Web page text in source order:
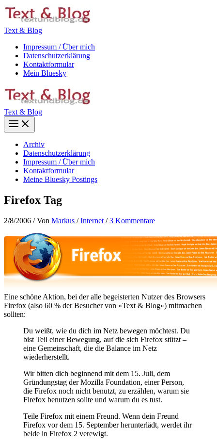
Zum
Inhalt
Text & Blog
Impressum / Über mich
Datenschutzerklärung
Kontaktformular
Mein Bluesky
Text & Blog
Main
Menu
Archiv
Datenschutzerklärung
Impressum / Über mich
Kontaktformular
Meine Bluesky Postings
Firefox Tag
2/8/2006 / Von Markus /Internet /3 Kommentare
Eine schöne Aktion, bei der alle begeisterten Nutzer des Browsers
Firefox (also 60 % der Besucher von «Text & Blog») mitmachen
sollten:
Du weißt, wie du dich im Netz bewegen möchtest. Du
bist Teil einer Bewegung, auf die sich Firefox stützt –
eine Gemeinschaft, die die Balance im Netz
wiederherstellt.
Wir bitten dich beginnend mit dem 15. Juli, dem
Gründungstag der Mozilla Foundation, einer Person,
die Firefox noch nicht benutzt, zu erzählen, warum sie
Firefox benutzen sollte und warum du es tust.
Teile Firefox mit einem Freund. Wenn dein Freund
Firefox vor dem 15. September herunterlädt, werdet ihr
beide in Firefox 2 verewigt.